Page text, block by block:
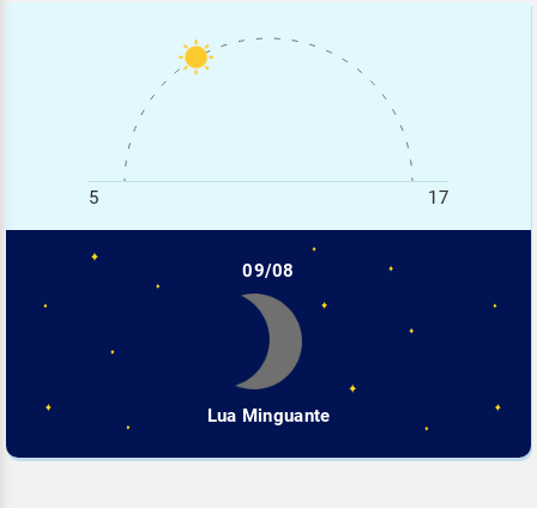
5 17
09/08
Lua Minguante